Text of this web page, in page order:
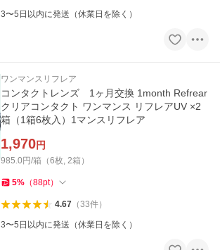
3〜5日以内に発送（休業日を除く）
ワンマンスリフレア
コンタクトレンズ 1ヶ月交換 1month Refrear
クリアコンタクト ワンマンス リフレアUV ×2
箱（1箱6枚入）1マンスリフレア
1,970円
985.0円/箱（6枚, 2箱）
5% （88pt）
4.67（33件）
3〜5日以内に発送（休業日を除く）